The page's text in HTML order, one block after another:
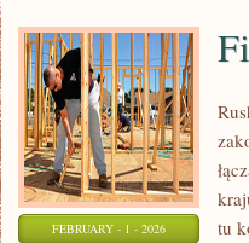
FEBRUARY - 1 - 2026
tu